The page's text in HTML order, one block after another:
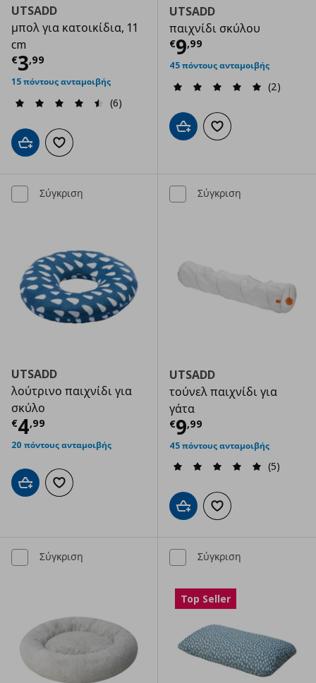
UTSADD
μπολ για κατοικίδια, 11
cm
€3,99
Τρέχουσα τιμή € 3,99
15 πόντους ανταμοιβής
(6)
Προσθήκη στο καλάθι
Προσθήκη στα αγαπημένα
UTSADD
παιχνίδι σκύλου
€9,99
Τρέχουσα
45 πόντους ανταμοιβής
(2)
Προσθήκη στο καλάθι
Προσθήκη στα
Σύγκριση
UTSADD
λούτρινο παιχνίδι για
σκύλο
€4,99
Τρέχουσα τιμή € 4,99
20 πόντους ανταμοιβής
Προσθήκη στο καλάθι
Προσθήκη στα αγαπημένα
Σύγκριση
UTSADD
τούνελ παιχνίδι για
γάτα
€9,99
Τρέχουσα
45 πόντους ανταμοιβής
(5)
Προσθήκη στο καλάθι
Προσθήκη στα
Σύγκριση Σύγκριση
Top Seller